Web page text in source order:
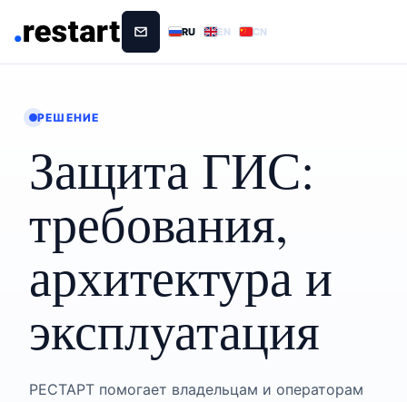
RU EN CN
РЕШЕНИЕ
Защита ГИС:
требования,
архитектура и
эксплуатация
РЕСТАРТ помогает владельцам и операторам